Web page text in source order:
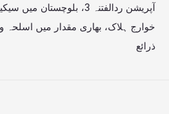
خوارج ہلاک، بھاری مقدار میں اسلحہ
ذرائع